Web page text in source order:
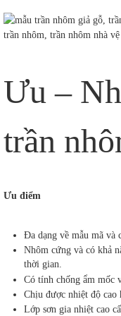
Ưu –
trần
Ưu điểm
Đa dạng về mẫu mã và
Nhôm cứng và có khả
thời gian.
Có tính chống ẩm mốc
Chịu được nhiệt độ
Lớp sơn gia nhiệt cao